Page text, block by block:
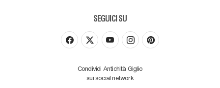
SEGUICI SU
Condividi Antichità Giglio
sui social network